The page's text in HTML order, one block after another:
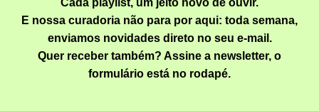
E nossa curadoria não para por aqui: toda semana,
enviamos novidades direto no seu e-mail.
Quer receber também? Assine a newsletter, o
formulário está no rodapé.